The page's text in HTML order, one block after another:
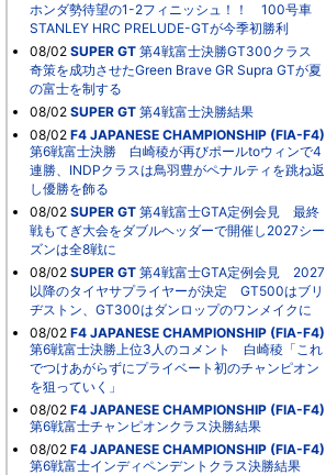
ホンダ勢待望の1-2フィニッシュ！！ 100号車
STANLEY HRC PRELUDE-GTが今季初勝利
08/02 SUPER GT 第4戦富士決勝GT300クラス
奇策を成功させたGreen Brave GR Supra GTが夏
の富士を制する
08/02 SUPER GT 第4戦富士決勝結果
08/02 F4 JAPANESE CHAMPIONSHIP (FIA-F4)
第6戦富士決勝 白崎稜が再びポールtoウィンで4
連勝、INDPクラスは鳥羽豊がペナルティを跳ね返
し優勝を飾る
08/02 SUPER GT 第4戦富士GTA定例会見 最終
戦もてぎ大会をダブルヘッダーで開催し2027シー
ズンは全8戦に
08/02 SUPER GT 第4戦富士GTA定例会見 2027
以降のタイヤサプライヤーが決定 GT500はブリ
ヂストン、GT300はダンロップのワンメイクに
08/02 F4 JAPANESE CHAMPIONSHIP (FIA-F4)
第6戦富士決勝上位3人のコメント 白崎稜「これ
でつけあがらずにプライベート初のチャンピオン
を狙っていく」
08/02 F4 JAPANESE CHAMPIONSHIP (FIA-F4)
第6戦富士チャンピオンクラス決勝結果
08/02 F4 JAPANESE CHAMPIONSHIP (FIA-F4)
第6戦富士インディペンデントクラス決勝結果